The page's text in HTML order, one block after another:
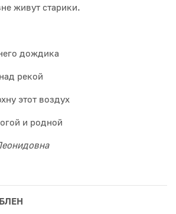
живут старики.
дождика
рекой
этот воздух
и родной